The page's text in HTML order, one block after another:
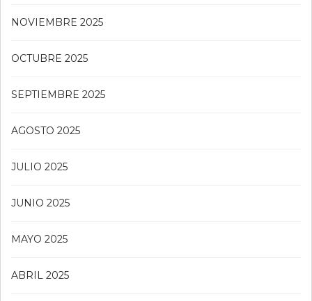
NOVIEMBRE 2025
OCTUBRE 2025
SEPTIEMBRE 2025
AGOSTO 2025
JULIO 2025
JUNIO 2025
MAYO 2025
ABRIL 2025